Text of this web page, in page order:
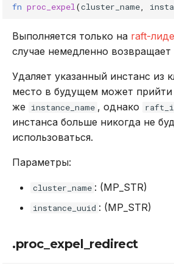
fn proc_expel (cluster_name
Выполняется только на raft-
случае немедленно
Удаляет указанный инстанс из
место в будущем может прийти
же
instance_name , однако
инстанса больше никогда не
использоваться.
Параметры:
cluster_name : (MP_STR)
instance_uuid : (MP_STR)
.proc_expel_redirect